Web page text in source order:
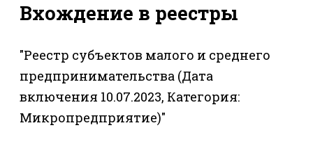
Вхождение в реестры
"Реестр субъектов малого и среднего
предпринимательства (Дата
включения 10.07.2023, Категория:
Микропредприятие)"